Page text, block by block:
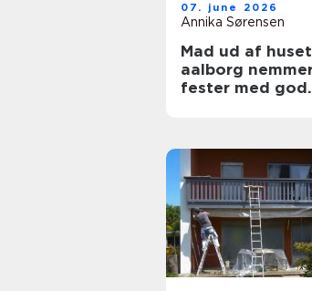
07. june 2026
Annika Sørensen
Mad ud af huset
aalborg nemmere
fester med god